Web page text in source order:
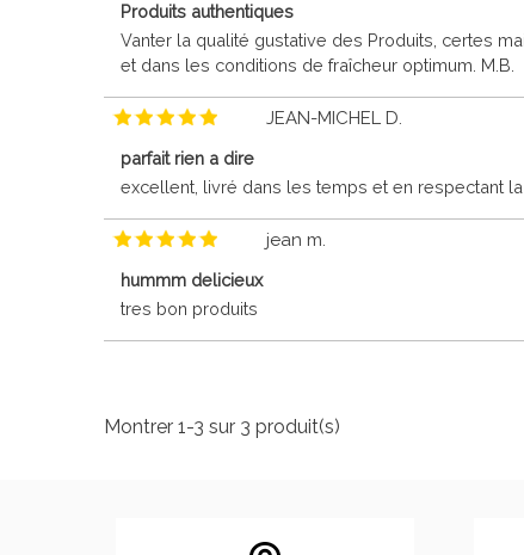
Produits authentiques
Vanter la qualité gustative des Produits, certes
et dans les conditions de fraîcheur optimum. M.B.
JEAN-MICHEL D.
parfait rien a dire
excellent, livré dans les temps et en respectant
jean m.
hummm delicieux
tres bon produits
Montrer 1-3 sur 3 produit(s)